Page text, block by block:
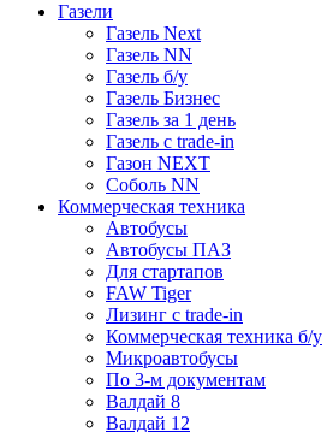
Газели
Газель Next
Газель NN
Газель б/у
Газель Бизнес
Газель за 1 день
Газель с trade-in
Газон NEXT
Соболь NN
Коммерческая техника
Автобусы
Автобусы ПАЗ
Для стартапов
FAW Tiger
Лизинг с trade-in
Коммерческая техника б/у
Микроавтобусы
По 3-м документам
Валдай 8
Валдай 12